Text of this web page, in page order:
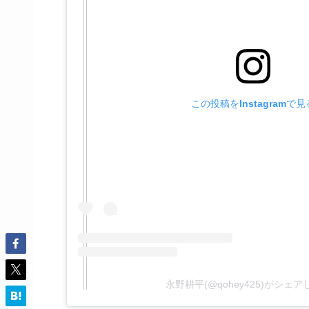
この投稿をInstagramで見
永野耕平(@qohey425)がシェア